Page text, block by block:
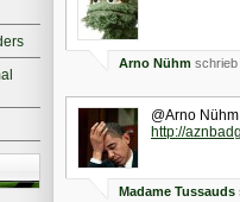
Arno Nühm
@Arno
http://
Madame Tussauds